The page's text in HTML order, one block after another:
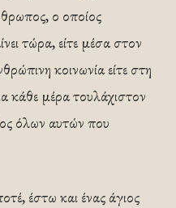
ο οποίος
τώρα, είτε μέσα στον
κοινωνία είτε στη
κάθε μέρα τουλάχιστον
όλων αυτών που
έστω και ένας άγιος